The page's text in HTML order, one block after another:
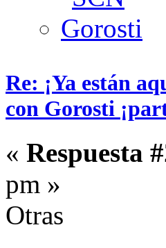
Re: ¡Ya están
con Gorosti
« Respuesta
pm »
Otras